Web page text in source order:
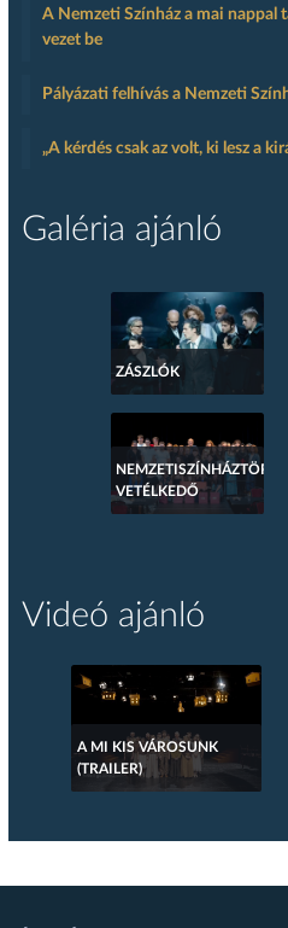
A Nemzeti Színház a mai nappal
vezet be
Pályázati felhívás a Nemzeti
„A kérdés csak az volt, ki lesz a
Galéria ajánló
ZÁSZLÓK
VETÉLKEDŐ
Videó ajánló
A MI KIS VÁROSUNK
(TRAILER)